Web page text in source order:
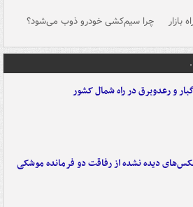
بازار چرا سیم‌کشی خودرو ذوب می‌شود؟
و رعدوبرق در راه شمال کشور
دیده نشده از رفاقت دو فرمانده‌ موشکی